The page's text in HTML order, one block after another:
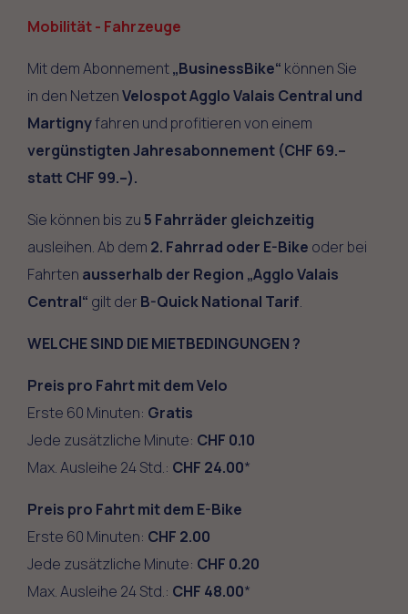
Mobilität - Fahrzeuge
Mit dem Abonnement„BusinessBike“ können Sie
in den NetzenVelospot Agglo Valais Central und
Martignyfahren und profitieren von einem
vergünstigten Jahresabonnement (CHF 69.–
statt CHF 99.–).
Sie können bis zu5 Fahrräder gleichzeitig
ausleihen. Ab dem 2. Fahrrad oder E-Bike oder bei
Fahrten ausserhalb der Region „Agglo Valais
Central“ gilt der B-Quick National Tarif.
WELCHE SIND DIE MIETBEDINGUNGEN ?
Preis pro Fahrt mit dem Velo
Erste 60 Minuten: Gratis
Jede zusätzliche Minute: CHF 0.10
Max. Ausleihe 24 Std.: CHF 24.00*
Preis pro Fahrt mit dem E-Bike
Erste 60 Minuten: CHF 2.00
Jede zusätzliche Minute: CHF 0.20
Max. Ausleihe 24 Std.: CHF 48.00*